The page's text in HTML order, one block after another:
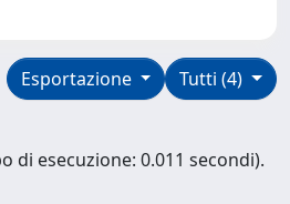
Tutti (4)
Esportazione
di esecuzione: 0.011 secondi).